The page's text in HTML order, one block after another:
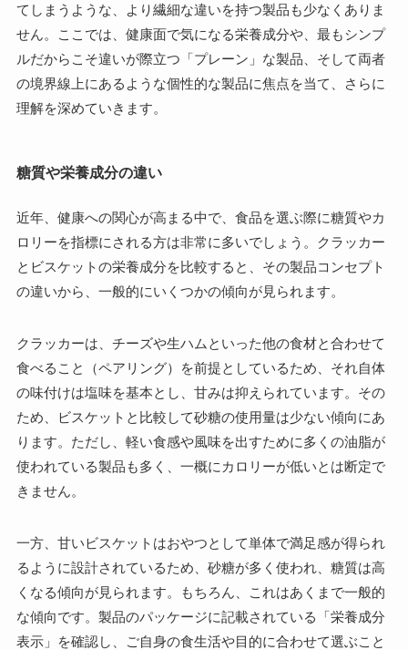
てしまうような、より繊細な違いを持つ製品も少なくありま
せん。ここでは、健康面で気になる栄養成分や、最もシンプ
ルだからこそ違いが際立つ「プレーン」な製品、そして両者
の境界線上にあるような個性的な製品に焦点を当て、さらに
理解を深めていきます。
糖質や栄養成分の違い
近年、健康への関心が高まる中で、食品を選ぶ際に糖質やカ
ロリーを指標にされる方は非常に多いでしょう。クラッカー
とビスケットの栄養成分を比較すると、その製品コンセプト
の違いから、一般的にいくつかの傾向が見られます。
クラッカーは、チーズや生ハムといった他の食材と合わせて
食べること（ペアリング）を前提としているため、それ自体
の味付けは塩味を基本とし、甘みは抑えられています。その
ため、ビスケットと比較して砂糖の使用量は少ない傾向にあ
ります。ただし、軽い食感や風味を出すために多くの油脂が
使われている製品も多く、一概にカロリーが低いとは断定で
きません。
一方、甘いビスケットはおやつとして単体で満足感が得られ
るように設計されているため、砂糖が多く使われ、糖質は高
くなる傾向が見られます。もちろん、これはあくまで一般的
な傾向です。製品のパッケージに記載されている「栄養成分
表示」を確認し、ご自身の食生活や目的に合わせて選ぶこと